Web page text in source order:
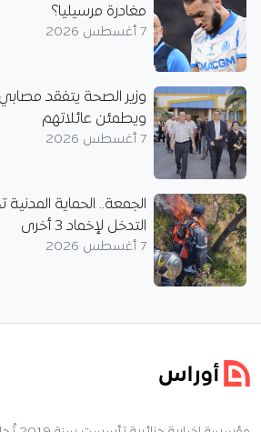
مغادرة مرسيليا؟
7 أغسطس 2026
وزير الصحة يتفقد
ويطمئن عائلاتهم
7 أغسطس 2026
التدخل لإخماد 3 أخرى
7 أغسطس 2026